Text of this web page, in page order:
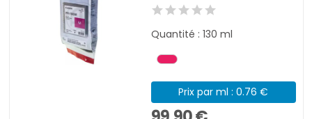
Quantité : 130 ml
Prix par ml : 0.76 €